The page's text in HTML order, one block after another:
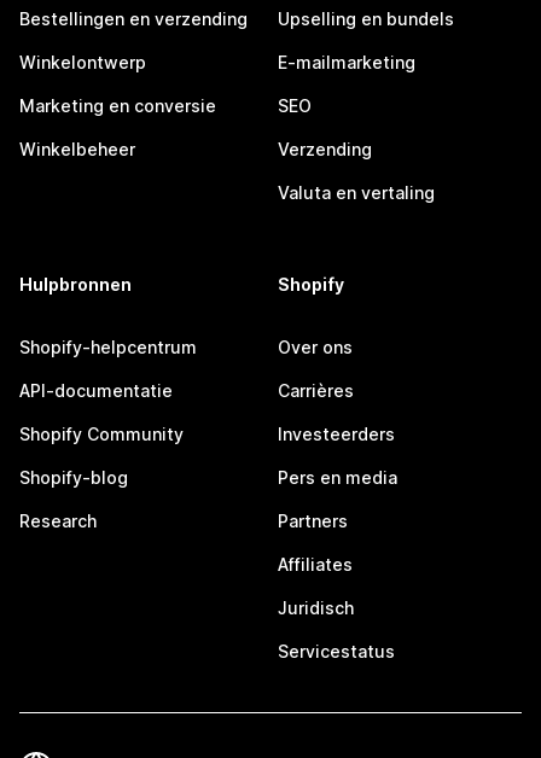
Bestellingen en verzending
Winkelontwerp
Marketing en conversie
Winkelbeheer
Upselling en bundels
E-mailmarketing
SEO
Verzending
Valuta en vertaling
Hulpbronnen
Shopify-helpcentrum
API-documentatie
Shopify Community
Shopify-blog
Research
Shopify
Over ons
Carrières
Investeerders
Pers en media
Partners
Affiliates
Juridisch
Servicestatus